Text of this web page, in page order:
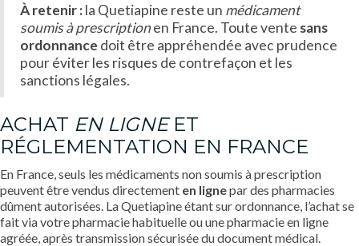
À retenir :la Quetiapine reste un médicament
soumis à prescriptionen France. Toute vente sans
ordonnance doit être appréhendée avec prudence
pour éviter les risques de contrefaçon et les
sanctions légales.
ACHAT EN LIGNEET
RÉGLEMENTATION EN FRANCE
En France, seuls les médicaments non soumis à prescription
peuvent être vendus directement en lignepar des pharmacies
dûment autorisées. La Quetiapine étant sur ordonnance, l’achat se
fait via votre pharmacie habituelle ou une pharmacie en ligne
agréée, après transmission sécurisée du document médical.